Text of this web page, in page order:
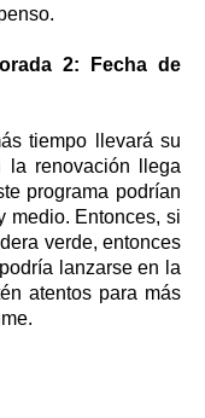
2: Fecha de
tiempo llevará su
la renovación llega
programa podrían
medio. Entonces, si
verde, entonces
lanzarse en la
atentos para más